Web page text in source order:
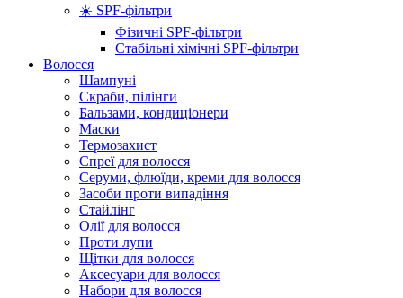
☀️ SPF-фільтри
Фізичні SPF-фільтри
Стабільні хімічні SPF-фільтри
Волосся
Шампуні
Скраби, пілінги
Бальзами, кондиціонери
Маски
Термозахист
Спреї для волосся
Серуми, флюїди, креми для волосся
Засоби проти випадіння
Стайлінг
Олії для волосся
Проти лупи
Щітки для волосся
Аксесуари для волосся
Набори для волосся